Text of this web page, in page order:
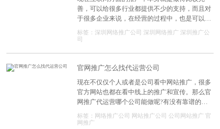
善，可以给很多行业都提供不少的支持，而且对
于很多企业来说，在经营的过程中，也是可以提
高推广方面的价值和速度，这是因为互联网的传
播速度快，且还可以得到很多企业的关注与支
标签： 深圳网络推广公司 深圳网络推广 深圳推广公
司
官网推广怎么找代运营公司
现在不仅仅个人或者是公司看中网站推广，很多
官方网站也都在看中线上的推广和宣传。那么官
网推广代运营哪个公司能做呢?有没有靠谱的公
司可以推荐呢?
标签： 网络推广公司 网站推广公司 公司网站推广 官
网推广